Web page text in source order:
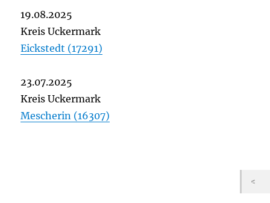
19.08.2025
Kreis Uckermark
Eickstedt (17291)
23.07.2025
Kreis Uckermark
Mescherin (16307)